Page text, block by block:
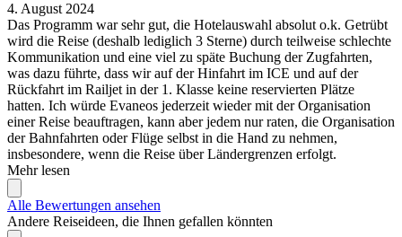
4. August 2024
Das Programm war sehr gut, die Hotelauswahl absolut o.k. Getrübt
wird die Reise (deshalb lediglich 3 Sterne) durch teilweise schlechte
Kommunikation und eine viel zu späte Buchung der Zugfahrten,
was dazu führte, dass wir auf der Hinfahrt im ICE und auf der
Rückfahrt im Railjet in der 1. Klasse keine reservierten Plätze
hatten. Ich würde Evaneos jederzeit wieder mit der Organisation
einer Reise beauftragen, kann aber jedem nur raten, die Organisation
der Bahnfahrten oder Flüge selbst in die Hand zu nehmen,
insbesondere, wenn die Reise über Ländergrenzen erfolgt.
Mehr lesen
Alle Bewertungen ansehen
Andere Reiseideen, die Ihnen gefallen könnten